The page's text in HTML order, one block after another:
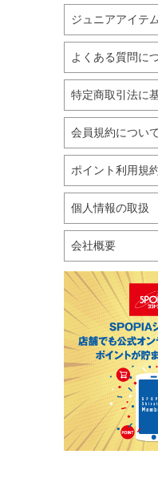
シューズ
ランニング用品
スポーツアパレル
テニス
バレーボール
フィットネス用品
スイミング用品
マリン
スケートボード
野球・ソフトボール
ゴルフ
卓球用品
バッグ・サングラス
ハンドボール用品
ラグビー用品
グランドゴルフ
ジュニアアイテ
よくある質問に
特定商取引法に
会員規約について
ポイント利用規
個人情報の取扱
会社概要